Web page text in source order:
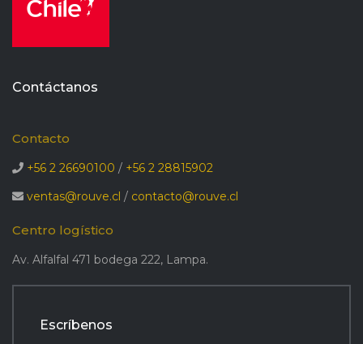
Contáctanos
Contacto
+56 2 26690100 / +56 2 28815902
ventas@rouve.cl / contacto@rouve.cl
Centro logístico
Av. Alfalfal 471 bodega 222, Lampa.
Escríbenos